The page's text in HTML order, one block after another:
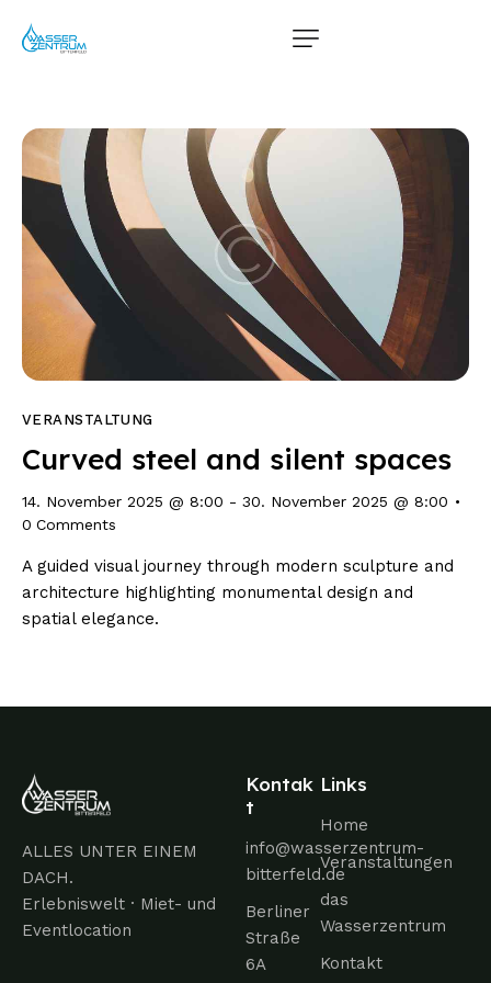
VERANSTALTUNG
Curved steel and silent spaces
14. November 2025 @ 8:00 - 30. November 2025 @ 8:00
0 Comments
A guided visual journey through modern sculpture and
architecture highlighting monumental design and
spatial elegance.
ALLES UNTER EINEM
DACH.
Erlebniswelt · Miet- und
Eventlocation
Kontak
t
info@wasserzentrum-
bitterfeld.de
Berliner
Straße
6A
Links
Home
Veranstaltungen
das
Wasserzentrum
Kontakt